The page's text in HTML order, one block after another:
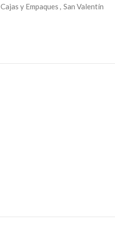
Cajas y Empaques , San Valentín